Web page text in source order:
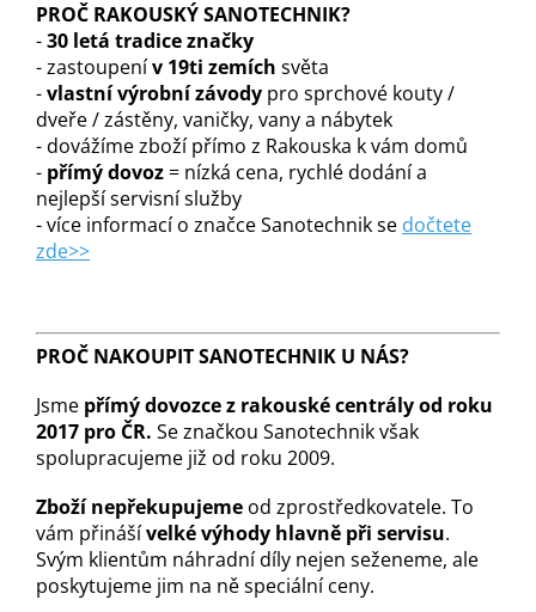
PROČ RAKOUSKÝ SANOTECHNIK?
-30 letá tradice značky
- zastoupenív 19ti zemích světa
-vlastní výrobní závody pro sprchové kouty /
dveře / zástěny, vaničky, vany a nábytek
- dovážíme zboží přímo z Rakouska k vám domů
- přímý dovoz= nízká cena, rychlé dodání a
nejlepší servisní služby
- více informací o značce Sanotechnik se dočtete
zde>>
PROČ NAKOUPIT SANOTECHNIK U NÁS?
Jsme přímý dovozce z rakouské centrály od roku
2017 pro ČR. Se značkou Sanotechnik však
spolupracujeme již od roku 2009.
Zboží nepřekupujeme od zprostředkovatele. To
vám přinášívelké výhody hlavně při servisu.
Svým klientům náhradní díly nejen seženeme, ale
poskytujeme jim na ně speciální ceny.